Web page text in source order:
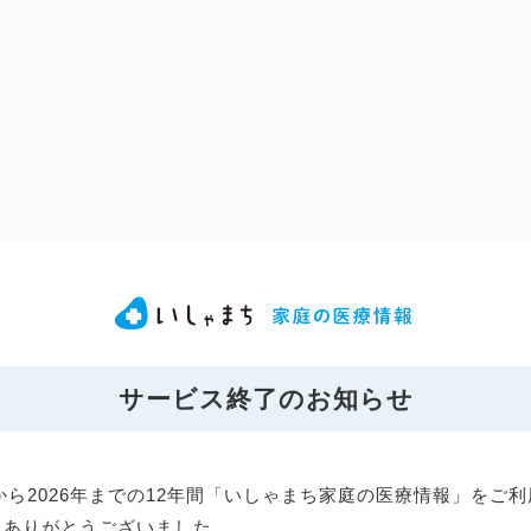
サービス終了のお知らせ
ら2026年までの12年間「いしゃまち家庭の医療情報」をご
りがとうございました。